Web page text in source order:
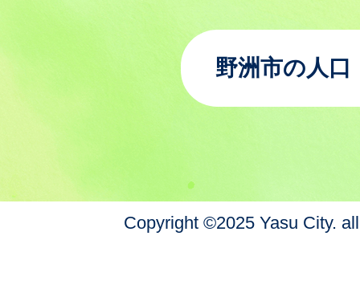
野洲市の人口
Copyright ©2025 Yasu City.